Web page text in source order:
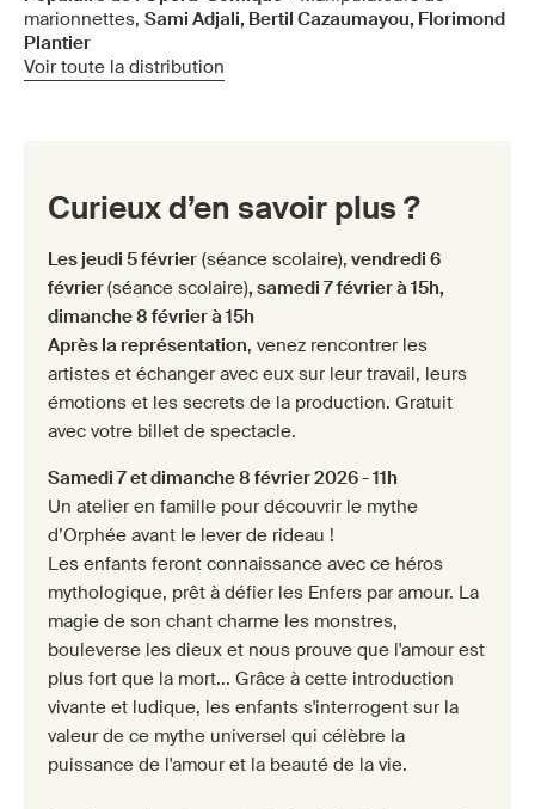
marionnettes, Sami Adjali, Bertil Cazaumayou, Florimond
Plantier
Voir toute la distribution
Curieux d’en savoir plus ?
Les jeudi 5 février (séance scolaire), vendredi 6
février(séance scolaire), samedi 7 février à 15h,
dimanche 8 février à 15h
Après la représentation, venez rencontrer les
artistes et échanger avec eux sur leur travail, leurs
émotions et les secrets de la production. Gratuit
avec votre billet de spectacle.
Samedi 7 et dimanche 8 février 2026 - 11h
Un atelier en famille pour découvrir le mythe
d’Orphée avant le lever de rideau !
Les enfants feront connaissance avec ce héros
mythologique, prêt à défier les Enfers par amour. La
magie de son chant charme les monstres,
bouleverse les dieux et nous prouve que l'amour est
plus fort que la mort... Grâce à cette introduction
vivante et ludique, les enfants s'interrogent sur la
valeur de ce mythe universel qui célèbre la
puissance de l'amour et la beauté de la vie.